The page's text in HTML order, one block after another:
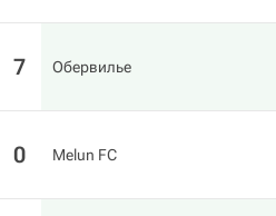
7 Обервилье
0 Melun FC